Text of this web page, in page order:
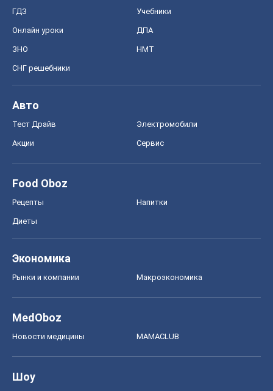
ГДЗ Учебники
Онлайн уроки ДПА
ЗНО НМТ
СНГ решебники
Авто
Тест Драйв Электромобили
Акции Сервис
Food Oboz
Рецепты Напитки
Диеты
Экономика
Рынки и компании Mакроэкономика
MedOboz
Новости медицины MAMACLUB
Шоу